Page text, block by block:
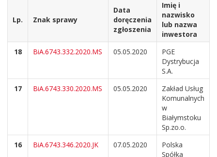
Lp. Znak sprawy
Data
doręczenia
zgłoszenia
Imię i
nazwisko
lub nazwa
inwestora
18
BiA.6743.332.2020.MS 05.05.2020
PGE
Dystrybucja
S.A.
17
BiA.6743.330.2020.MS 05.05.2020
Zakład Usług
Komunalnych
w
Białymstoku
Sp.zo.o.
16
BiA.6743.346.2020.JK 07.05.2020
Polska
Spółka